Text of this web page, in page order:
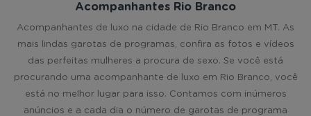
Acompanhantes Rio Branco
Acompanhantes de luxo na cidade de Rio Branco em MT. As
mais lindas garotas de programas, confira as fotos e vídeos
das perfeitas mulheres a procura de sexo. Se você está
procurando uma acompanhante de luxo em Rio Branco, você
está no melhor lugar para isso. Contamos com inúmeros
anúncios e a cada dia o número de garotas de programa